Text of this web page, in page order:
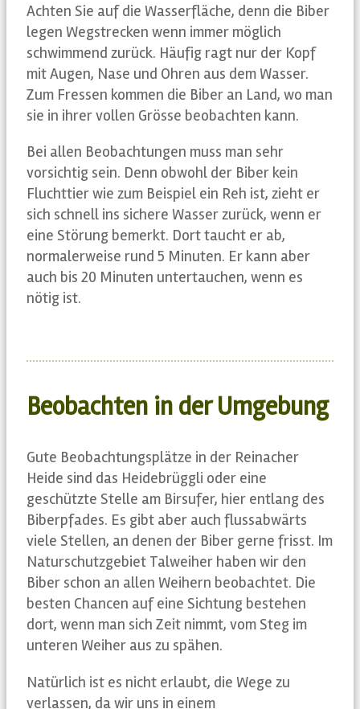
Achten Sie auf die Wasserfläche, denn die Biber
legen Wegstrecken wenn immer möglich
schwimmend zurück. Häufig ragt nur der Kopf
mit Augen, Nase und Ohren aus dem Wasser.
Zum Fressen kommen die Biber an Land, wo man
sie in ihrer vollen Grösse beobachten kann.
Bei allen Beobachtungen muss man sehr
vorsichtig sein. Denn obwohl der Biber kein
Fluchttier wie zum Beispiel ein Reh ist, zieht er
sich schnell ins sichere Wasser zurück, wenn er
eine Störung bemerkt. Dort taucht er ab,
normalerweise rund 5 Minuten. Er kann aber
auch bis 20 Minuten untertauchen, wenn es
nötig ist.
Beobachten in der Umgebung
Gute Beobachtungsplätze in der Reinacher
Heide sind das Heidebrüggli oder eine
geschützte Stelle am Birsufer, hier entlang des
Biberpfades. Es gibt aber auch flussabwärts
viele Stellen, an denen der Biber gerne frisst. Im
Naturschutzgebiet Talweiher haben wir den
Biber schon an allen Weihern beobachtet. Die
besten Chancen auf eine Sichtung bestehen
dort, wenn man sich Zeit nimmt, vom Steg im
unteren Weiher aus zu spähen.
Natürlich ist es nicht erlaubt, die Wege zu
verlassen, da wir uns in einem